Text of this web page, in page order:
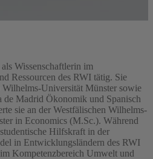
Wissenschaftlerin im
Ressourcen des RWI tätig. Sie
Wilhelms-Universität Münster sowie
de Madrid Ökonomik und Spanisch
sie an der Westfälischen Wilhelms-
in Economics (M.Sc.). Während
Hilfskraft in der
in Entwicklungsländern des RWI
Kompetenzbereich Umwelt und